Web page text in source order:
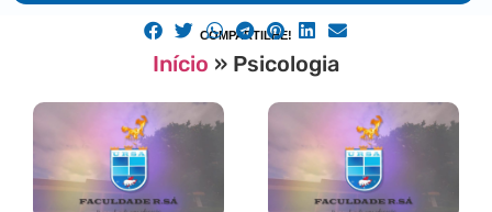
COMPARTILHE!
Início » Psicologia